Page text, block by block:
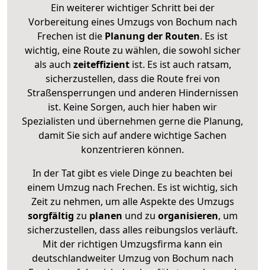
Ein weiterer wichtiger Schritt bei der
Vorbereitung eines Umzugs von Bochum nach
Frechen ist die Planung der Routen. Es ist
wichtig, eine Route zu wählen, die sowohl sicher
als auch zeiteffizientist. Es ist auch ratsam,
sicherzustellen, dass die Route frei von
Straßensperrungen und anderen Hindernissen
ist. Keine Sorgen, auch hier haben wir
Spezialisten und übernehmen gerne die Planung,
damit Sie sich auf andere wichtige Sachen
konzentrieren können.
In der Tat gibt es viele Dinge zu beachten bei
einem Umzug nach Frechen. Es ist wichtig, sich
Zeit zu nehmen, um alle Aspekte des Umzugs
sorgfältig zu planen und zu organisieren, um
sicherzustellen, dass alles reibungslos verläuft.
Mit der richtigen Umzugsfirma kann ein
deutschlandweiter Umzug von Bochum nach